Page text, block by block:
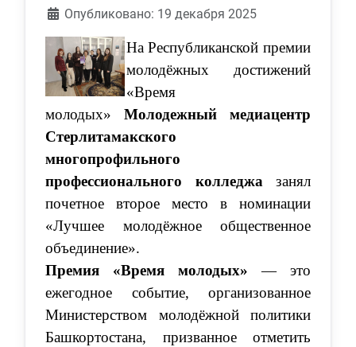
Информация о материале
Опубликовано: 19 декабря 2025
На Республиканской премии
молодёжных достижений
«Время
молодых» Молодежный медиацентр
Стерлитамакского
многопрофильного
профессионального колледжазанял
почетное второе место в номинации
«Лучшее молодёжное общественное
объединение».
Премия «Время молодых» — это
ежегодное событие, организованное
Министерством молодёжной политики
Башкортостана, призванное отметить